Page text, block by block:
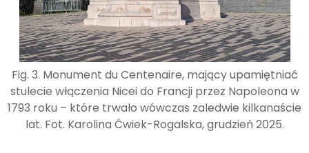
Fig. 3. Monument du Centenaire, mający upamiętniać
stulecie włączenia Nicei do Francji przez Napoleona w
1793 roku – które trwało wówczas zaledwie kilkanaście
lat. Fot. Karolina Ćwiek-Rogalska, grudzień 2025.